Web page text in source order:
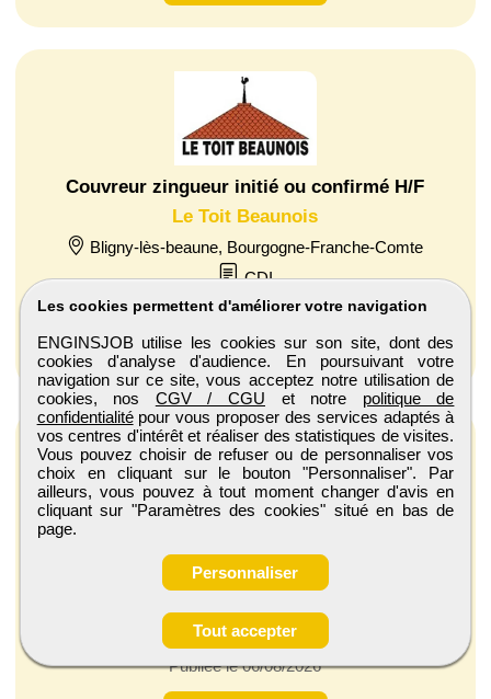
Couvreur zingueur initié ou confirmé H/F
Le Toit Beaunois
Bligny-lès-beaune, Bourgogne-Franche-Comte
CDI
Publiée le 16/07/2026
Voir l'annonce
Mutech
CDI
Publiée le 06/08/2026
Les cookies permettent d'améliorer votre navigation
ENGINSJOB utilise les cookies sur son site, dont des
cookies d'analyse d'audience. En poursuivant votre
navigation sur ce site, vous acceptez notre utilisation de
cookies, nos CGV / CGU et notre politique de
confidentialitépour vous proposer des services adaptés à
vos centres d'intérêt et réaliser des statistiques de visites.
Vous pouvez choisir de refuser ou de personnaliser vos
choix en cliquant sur le bouton "Personnaliser". Par
ailleurs, vous pouvez à tout moment changer d'avis en
cliquant sur "Paramètres des cookies" situé en bas de
page.
Personnaliser
Tout accepter